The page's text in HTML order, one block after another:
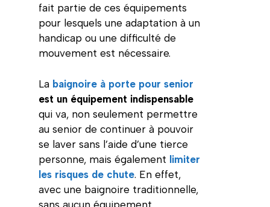
fait partie de ces équipements
pour lesquels une adaptation à un
handicap ou une difficulté de
mouvement est nécessaire.
Labaignoire à porte pour senior
est un équipement indispensable
qui va, non seulement permettre
au senior de continuer à pouvoir
se laver sans l’aide d’une tierce
personne, mais également limiter
les risques de chute. En effet,
avec une baignoire traditionnelle,
sans aucun équipement